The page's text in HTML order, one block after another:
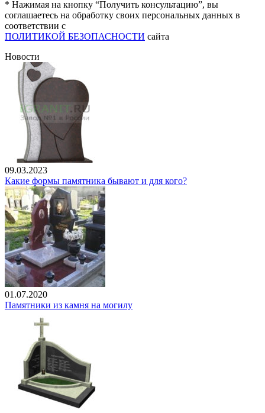
* Нажимая на кнопку “Получить консультацию”, вы
соглашаетесь на обработку своих персональных данных в
соответствии с
ПОЛИТИКОЙ БЕЗОПАСНОСТИ сайта
Новости
09.03.2023
Какие формы памятника бывают и для кого?
01.07.2020
Памятники из камня на могилу